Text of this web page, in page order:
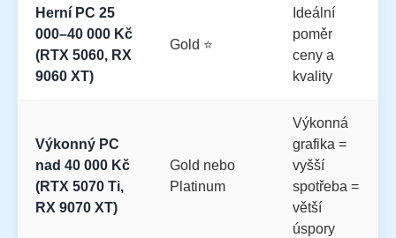
Herní PC 25
000–40 000 Kč
(RTX 5060, RX
9060 XT)
Gold ⭐
Ideální
poměr
ceny a
kvality
Výkonný PC
nad 40 000 Kč
(RTX 5070 Ti,
RX 9070 XT)
Gold nebo
Platinum
Výkonná
grafika =
vyšší
spotřeba =
větší
úspory